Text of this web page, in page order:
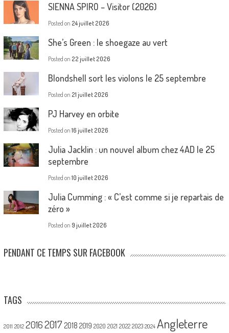
SIENNA SPIRO – Visitor (2026)
Posted on 24 juillet 2026
She’s Green : le shoegaze au vert
Posted on 22 juillet 2026
Blondshell sort les violons le 25 septembre
Posted on 21 juillet 2026
PJ Harvey en orbite
Posted on 16 juillet 2026
Julia Jacklin : un nouvel album chez 4AD le 25
septembre
Posted on 10 juillet 2026
Julia Cumming : « C’est comme si je repartais de
zéro »
Posted on 9 juillet 2026
PENDANT CE TEMPS SUR FACEBOOK
TAGS
2011 2012 20162017 2018 2019 2020 2021 2022 2023 2024 Angleterre